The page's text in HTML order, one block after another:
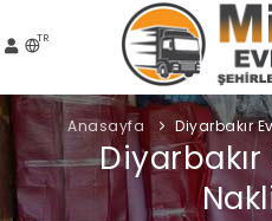
TR
MIRAÇ NAKLIYAT
HIZMETLER
HIZMET BÖLGELERI
Anasayfa Diyarbakır
Diyarbakır